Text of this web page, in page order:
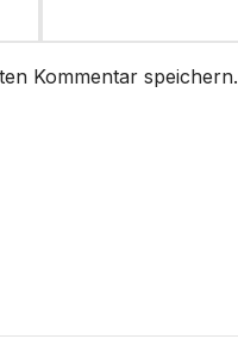
Kommentar speichern.